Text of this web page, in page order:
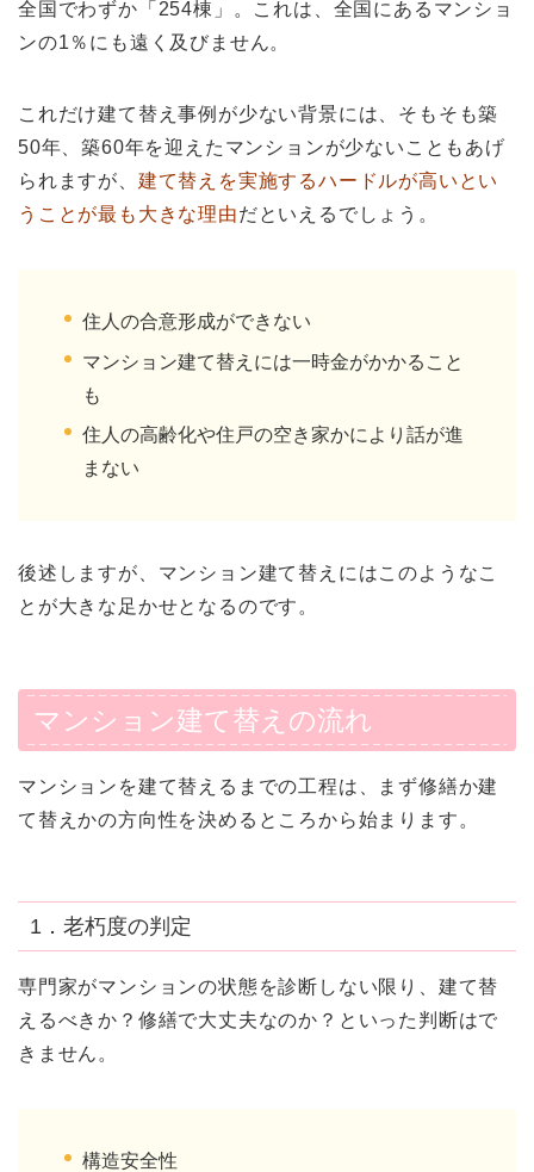
全国でわずか「254棟」。これは、全国にあるマンショ
ンの1％にも遠く及びません。
これだけ建て替え事例が少ない背景には、そもそも築
50年、築60年を迎えたマンションが少ないこともあげ
られますが、 建て替えを実施するハードルが高いとい
うことが最も大きな理由だといえるでしょう。
住人の合意形成ができない
マンション建て替えには一時金がかかること
も
住人の高齢化や住戸の空き家かにより話が進
まない
後述しますが、マンション建て替えにはこのようなこ
とが大きな足かせとなるのです。
マンション建て替えの流れ
マンションを建て替えるまでの工程は、まず修繕か建
て替えかの方向性を決めるところから始まります。
1．老朽度の判定
専門家がマンションの状態を診断しない限り、建て替
えるべきか？修繕で大丈夫なのか？といった判断はで
きません。
構造安全性